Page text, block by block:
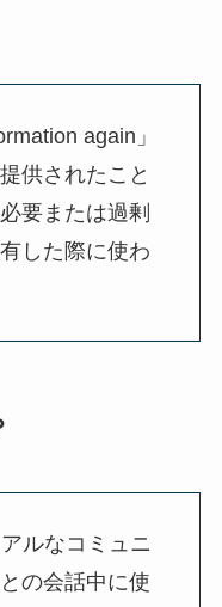
again」
供されたこと
要または過剰
した際に使わ
ルなコミュニ
の会話中に使